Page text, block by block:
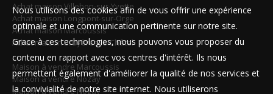
Achat maison Villebon-sur-Yvette
Achat maison Longpont-sur-Orge
Achat maison Marcoussis
Achat maison Bruyères-le-Châtel
Maison à vendre Marcoussis
Maison à vendre Nozay
Maison à vendre Nozay
Nous utilisons des cookies afin de vous offrir une expérience
optimale et une communication pertinente sur notre site.
Grace à ces technologies, nous pouvons vous proposer du
contenu en rapport avec vos centres d'intérêt. Ils nous
permettent également d'améliorer la qualité de nos services et
la convivialité de notre site internet. Nous utiliserons